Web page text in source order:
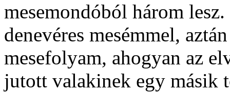
mesemondóból három
denevéres mesémmel,
mesefolyam, ahogyan az
jutott valakinek egy másik